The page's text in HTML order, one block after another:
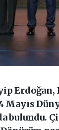
Mayıs
bulundu.